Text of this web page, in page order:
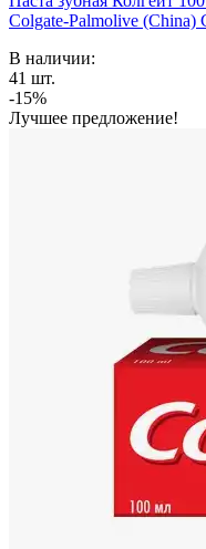
Colgate-Palmolive (China)
В наличии:
41 шт.
-15%
Лучшее предложение!